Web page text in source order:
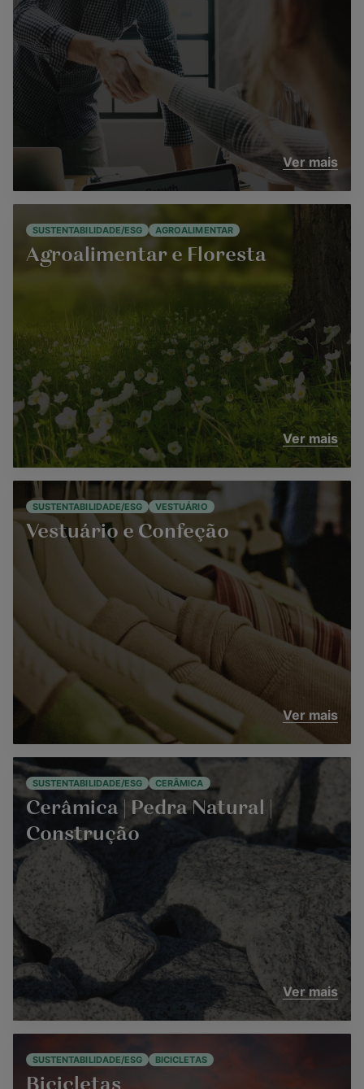
Ver mais
SUSTENTABILIDADE/ESG AGROALIMENTAR
Agroalimentar e Floresta
Ver mais
SUSTENTABILIDADE/ESG VESTUÁRIO
Vestuário e Confeção
Ver mais
SUSTENTABILIDADE/ESG CERÂMICA
Cerâmica | Pedra Natural |
Construção
Ver mais
SUSTENTABILIDADE/ESG BICICLETAS